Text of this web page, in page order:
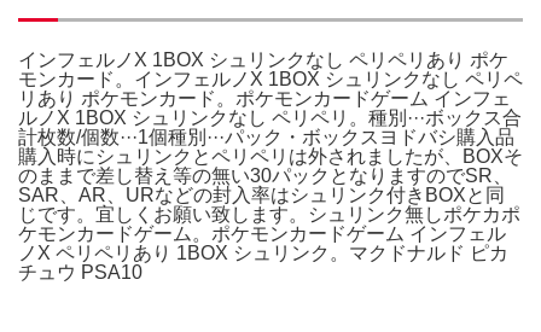
インフェルノX 1BOX シュリンクなし ペリペリあり ポケ
モンカード。インフェルノX 1BOX シュリンクなし ペリペ
リあり ポケモンカード。ポケモンカードゲーム インフェ
ルノX 1BOX シュリンクなし ペリペリ。種別···ボックス合
計枚数/個数···1個種別···パック・ボックスヨドバシ購入品
購入時にシュリンクとペリペリは外されましたが、BOXそ
のままで差し替え等の無い30パックとなりますのでSR、
SAR、AR、URなどの封入率はシュリンク付きBOXと同
じです。宜しくお願い致します。シュリンク無しポケカポ
ケモンカードゲーム。ポケモンカードゲーム インフェル
ノX ペリペリあり 1BOX シュリンク。マクドナルド ピカ
チュウ PSA10